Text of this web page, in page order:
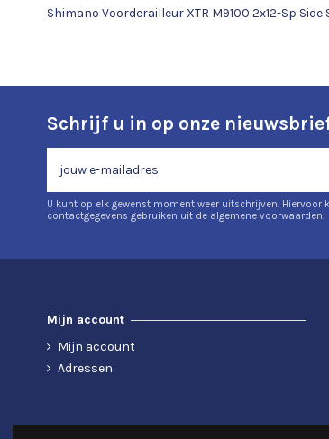
Shimano Voorderailleur XTR M9100 2x12-Sp
Schrijf u in op onze
U kunt op elk gewenst moment weer uitschrijven. Hiervoor
contactgegevens gebruiken uit de algemene voorwaarden.
Mijn account
Mijn account
Adressen